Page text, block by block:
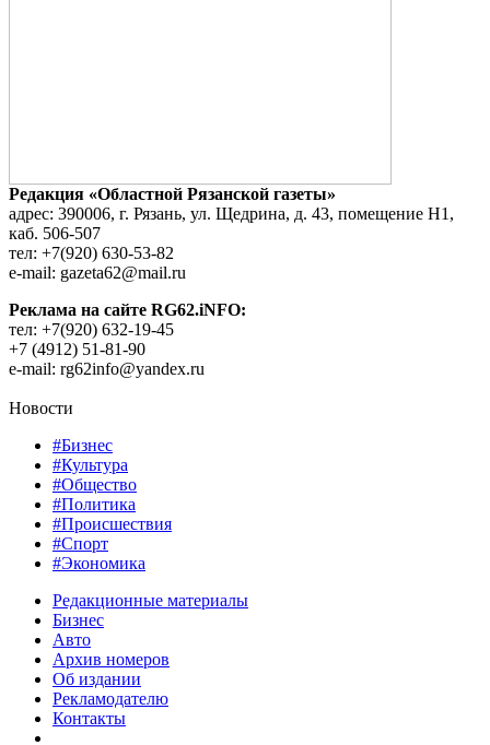
Редакция «Областной Рязанской газеты»
адрес: 390006, г. Рязань, ул. Щедрина, д. 43, помещение Н1,
каб. 506-507
тел: +7(920) 630-53-82
e-mail: gazeta62@mail.ru
Реклама на сайте RG62.iNFO:
тел: +7(920) 632-19-45
+7 (4912) 51-81-90
e-mail: rg62info@yandex.ru
Новости
#Бизнес
#Культура
#Общество
#Политика
#Происшествия
#Спорт
#Экономика
Редакционные материалы
Бизнес
Авто
Архив номеров
Об издании
Рекламодателю
Контакты